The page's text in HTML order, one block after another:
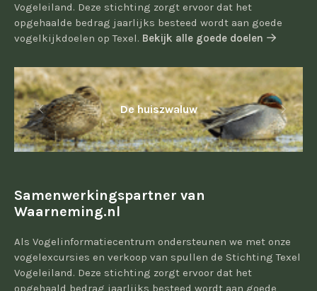
Vogeleiland. Deze stichting zorgt ervoor dat het
opgehaalde bedrag jaarlijks besteed wordt aan goede
vogelkijkdoelen op Texel. Bekijk alle goede doelen
De huiszwaluw
Samenwerkingspartner van
Waarneming.nl
Als Vogelinformatiecentrum ondersteunen we met onze
vogelexcursies en verkoop van spullen de Stichting Texel
Vogeleiland. Deze stichting zorgt ervoor dat het
opgehaald bedrag jaarlijks besteed wordt aan goede